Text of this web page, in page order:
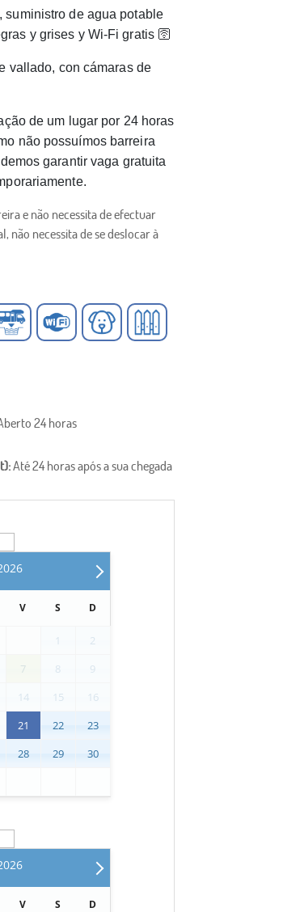
suministro de agua potable
y grises y Wi-Fi gratis 🛜
vallado, con cámaras de
de um lugar por 24 horas
não possuímos barreira
garantir vaga gratuita
e não necessita de efectuar
não necessita de se deslocar à
24 horas
Até 24 horas após a sua chegada
V S D
1
2
7 8
9
14 15
16
21 22
23
28 29
30
V S D